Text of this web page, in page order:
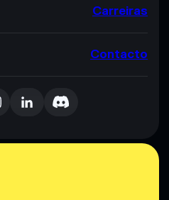
Carreiras
Contacto